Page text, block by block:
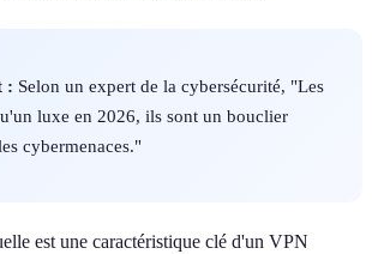
: Selon un expert de la cybersécurité, "Les
luxe en 2026, ils sont un bouclier
cybermenaces."
est une caractéristique clé d'un VPN